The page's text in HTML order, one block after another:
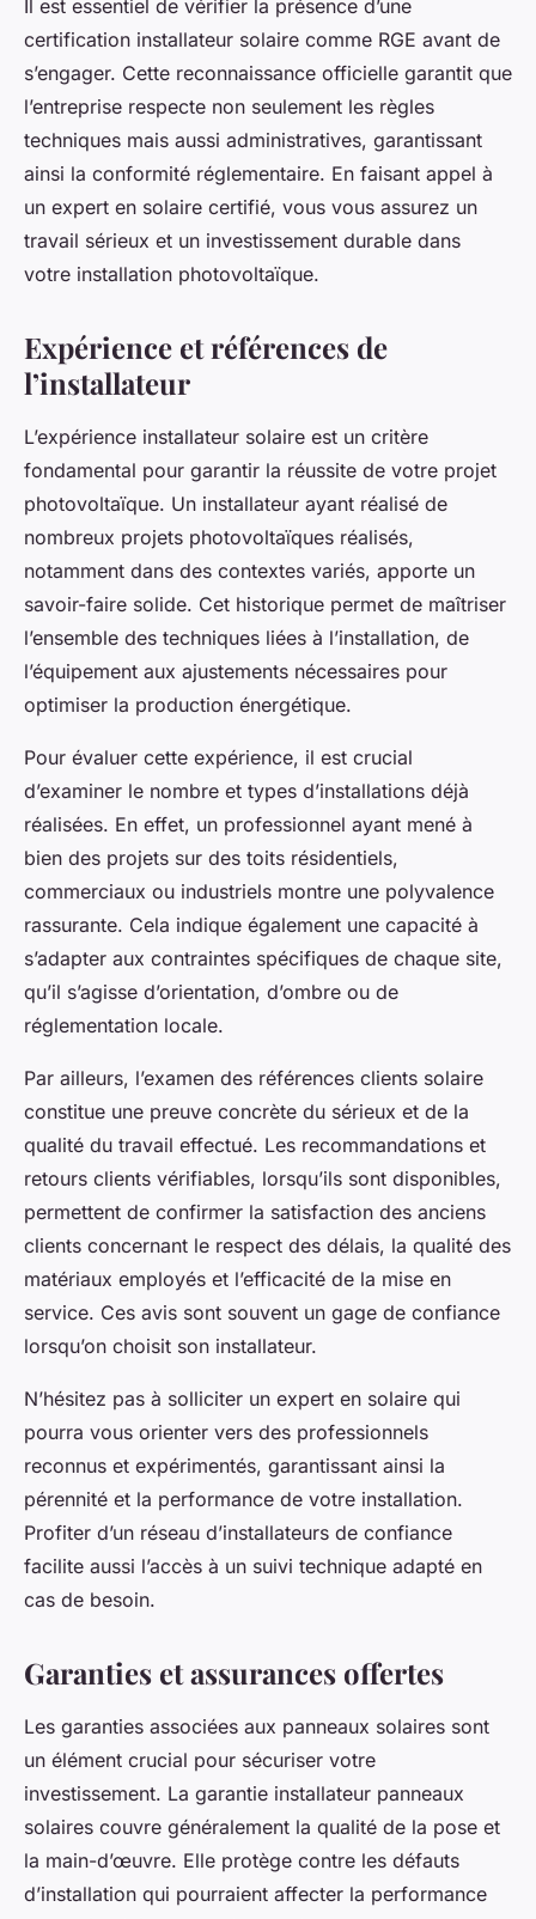
Il est essentiel de vérifier la présence d’une
certification installateur solaire comme RGE avant de
s’engager. Cette reconnaissance officielle garantit que
l’entreprise respecte non seulement les règles
techniques mais aussi administratives, garantissant
ainsi la conformité réglementaire. En faisant appel à
un expert en solaire certifié, vous vous assurez un
travail sérieux et un investissement durable dans
votre installation photovoltaïque.
Expérience et références de
l’installateur
L’expérience installateur solaire est un critère
fondamental pour garantir la réussite de votre projet
photovoltaïque. Un installateur ayant réalisé de
nombreux projets photovoltaïques réalisés,
notamment dans des contextes variés, apporte un
savoir-faire solide. Cet historique permet de maîtriser
l’ensemble des techniques liées à l’installation, de
l’équipement aux ajustements nécessaires pour
optimiser la production énergétique.
Pour évaluer cette expérience, il est crucial
d’examiner le nombre et types d’installations déjà
réalisées. En effet, un professionnel ayant mené à
bien des projets sur des toits résidentiels,
commerciaux ou industriels montre une polyvalence
rassurante. Cela indique également une capacité à
s’adapter aux contraintes spécifiques de chaque site,
qu’il s’agisse d’orientation, d’ombre ou de
réglementation locale.
Par ailleurs, l’examen des références clients solaire
constitue une preuve concrète du sérieux et de la
qualité du travail effectué. Les recommandations et
retours clients vérifiables, lorsqu’ils sont disponibles,
permettent de confirmer la satisfaction des anciens
clients concernant le respect des délais, la qualité des
matériaux employés et l’efficacité de la mise en
service. Ces avis sont souvent un gage de confiance
lorsqu’on choisit son installateur.
N’hésitez pas à solliciter un expert en solaire qui
pourra vous orienter vers des professionnels
reconnus et expérimentés, garantissant ainsi la
pérennité et la performance de votre installation.
Profiter d’un réseau d’installateurs de confiance
facilite aussi l’accès à un suivi technique adapté en
cas de besoin.
Garanties et assurances offertes
Les garanties associées aux panneaux solaires sont
un élément crucial pour sécuriser votre
investissement. La garantie installateur panneaux
solaires couvre généralement la qualité de la pose et
la main-d’œuvre. Elle protège contre les défauts
d’installation qui pourraient affecter la performance